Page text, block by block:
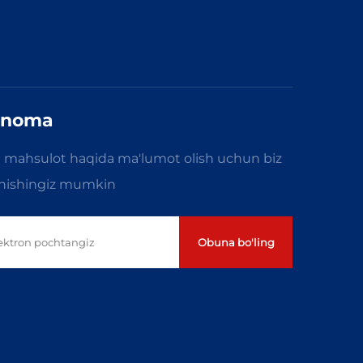
mahsulot haqida ma'lumot olish uchun biz
mumkin
Obuna bo'ling